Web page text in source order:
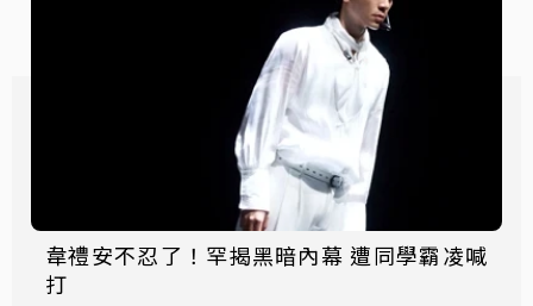
韋禮安不忍了！罕揭黑暗內幕 遭同學霸凌喊
打